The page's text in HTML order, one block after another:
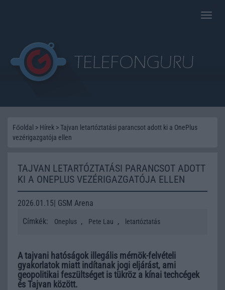
Toggle
Főoldal > Hírek >Tajvan letartóztatási parancsot adott ki a OnePlus
vezérigazgatója ellen
TAJVAN LETARTÓZTATÁSI PARANCSOT ADOTT
KI A ONEPLUS VEZÉRIGAZGATÓJA ELLEN
2026.01.15| GSM Arena
Címkék:
Oneplus , Pete Lau , letartóztatás
A tajvani hatóságok illegális mérnök-felvételi
gyakorlatok miatt indítanak jogi eljárást, ami
geopolitikai feszültséget is tükröz a kínai techcégek
és Tajvan között.